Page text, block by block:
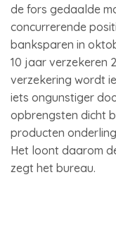
de fors gedaalde
concurrerende
banksparen in
10 jaar verzekeren
verzekering wordt
iets ongunstiger
opbrengsten dicht
producten
Het loont daarom
zegt het bureau.